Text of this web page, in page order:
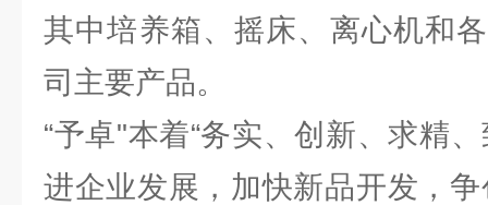
其中培养箱、摇床、离心机和
司主要产品。
“予卓"本着“务实、创新、求精
进企业发展，加快新品开发，